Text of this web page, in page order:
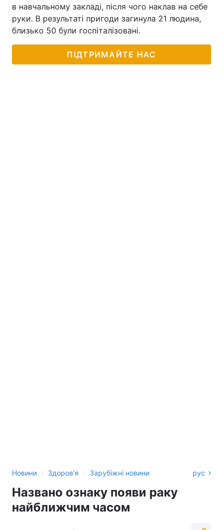
в навчальному закладі, після чого наклав на себе
руки. В результаті пригоди загинула 21 людина,
близько 50 були госпіталізовані.
ПІДТРИМАЙТЕ НАС
Новини › Здоров'я › Зарубіжні новини рус
Названо ознаку появи раку
найближчим часом